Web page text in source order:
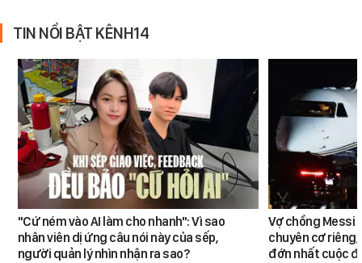
TIN NỔI BẬT KÊNH14
"Cứ ném vào AI làm cho nhanh": Vì sao
nhân viên dị ứng câu nói này của sếp,
người quản lý nhìn nhận ra sao?
Vợ chồng Messi
chuyên cơ
đớn nhất cuộc